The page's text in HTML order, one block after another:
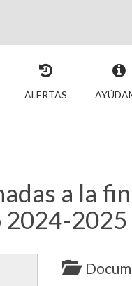
ALERTAS
a la
2024-2025